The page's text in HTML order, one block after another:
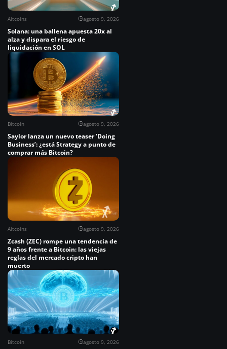
Altcoins agosto 9, 2026
Solana: una ballena apuesta 20x al
alza y dispara el riesgo de
liquidación en SOL
Bitcoin agosto 9, 2026
Saylor lanza un nuevo teaser ‘Doing
Business’: ¿está Strategy a punto de
comprar más Bitcoin?
Altcoins agosto 9, 2026
Zcash (ZEC) rompe una tendencia de
9 años frente a Bitcoin: las viejas
reglas del mercado cripto han
muerto
Bitcoin agosto 9, 2026